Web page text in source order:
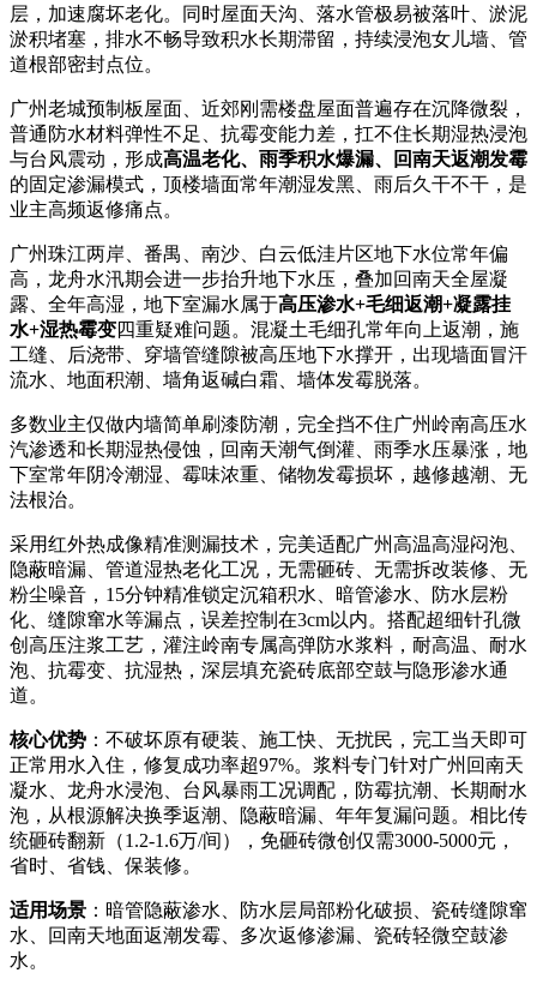
层，加速腐坏老化。同时屋面天沟、落水管极易被落叶、淤泥
淤积堵塞，排水不畅导致积水长期滞留，持续浸泡女儿墙、管
道根部密封点位。
广州老城预制板屋面、近郊刚需楼盘屋面普遍存在沉降微裂，
普通防水材料弹性不足、抗霉变能力差，扛不住长期湿热浸泡
与台风震动，形成高温老化、雨季积水爆漏、回南天返潮发霉
的固定渗漏模式，顶楼墙面常年潮湿发黑、雨后久干不干，是
业主高频返修痛点。
广州珠江两岸、番禺、南沙、白云低洼片区地下水位常年偏
高，龙舟水汛期会进一步抬升地下水压，叠加回南天全屋凝
露、全年高湿，地下室漏水属于高压渗水+毛细返潮+凝露挂
水+湿热霉变四重疑难问题。混凝土毛细孔常年向上返潮，施
工缝、后浇带、穿墙管缝隙被高压地下水撑开，出现墙面冒汗
流水、地面积潮、墙角返碱白霜、墙体发霉脱落。
多数业主仅做内墙简单刷漆防潮，完全挡不住广州岭南高压水
汽渗透和长期湿热侵蚀，回南天潮气倒灌、雨季水压暴涨，地
下室常年阴冷潮湿、霉味浓重、储物发霉损坏，越修越潮、无
法根治。
采用红外热成像精准测漏技术，完美适配广州高温高湿闷泡、
隐蔽暗漏、管道湿热老化工况，无需砸砖、无需拆改装修、无
粉尘噪音，15分钟精准锁定沉箱积水、暗管渗水、防水层粉
化、缝隙窜水等漏点，误差控制在3cm以内。搭配超细针孔微
创高压注浆工艺，灌注岭南专属高弹防水浆料，耐高温、耐水
泡、抗霉变、抗湿热，深层填充瓷砖底部空鼓与隐形渗水通
道。
核心优势 ：不破坏原有硬装、施工快、无扰民，完工当天即可
正常用水入住，修复成功率超97%。浆料专门针对广州回南天
凝水、龙舟水浸泡、台风暴雨工况调配，防霉抗潮、长期耐水
泡，从根源解决换季返潮、隐蔽暗漏、年年复漏问题。相比传
统砸砖翻新（1.2-1.6万/间），免砸砖微创仅需3000-5000元，
省时、省钱、保装修。
适用场景 ：暗管隐蔽渗水、防水层局部粉化破损、瓷砖缝隙窜
水、回南天地面返潮发霉、多次返修渗漏、瓷砖轻微空鼓渗
水。